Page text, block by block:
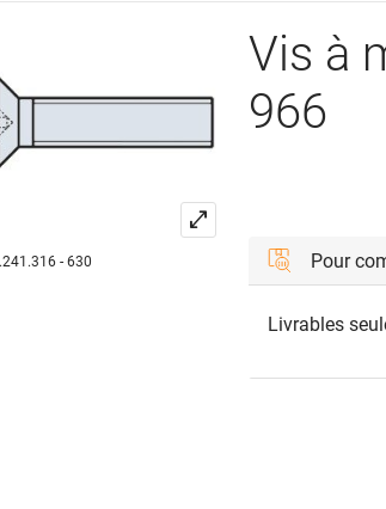
- 630
Vis à
966
Pour
Livrables